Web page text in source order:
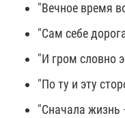
"Вечное время
"Сам себе
"И гром словно
"По ту и эту
"Сначала жизнь